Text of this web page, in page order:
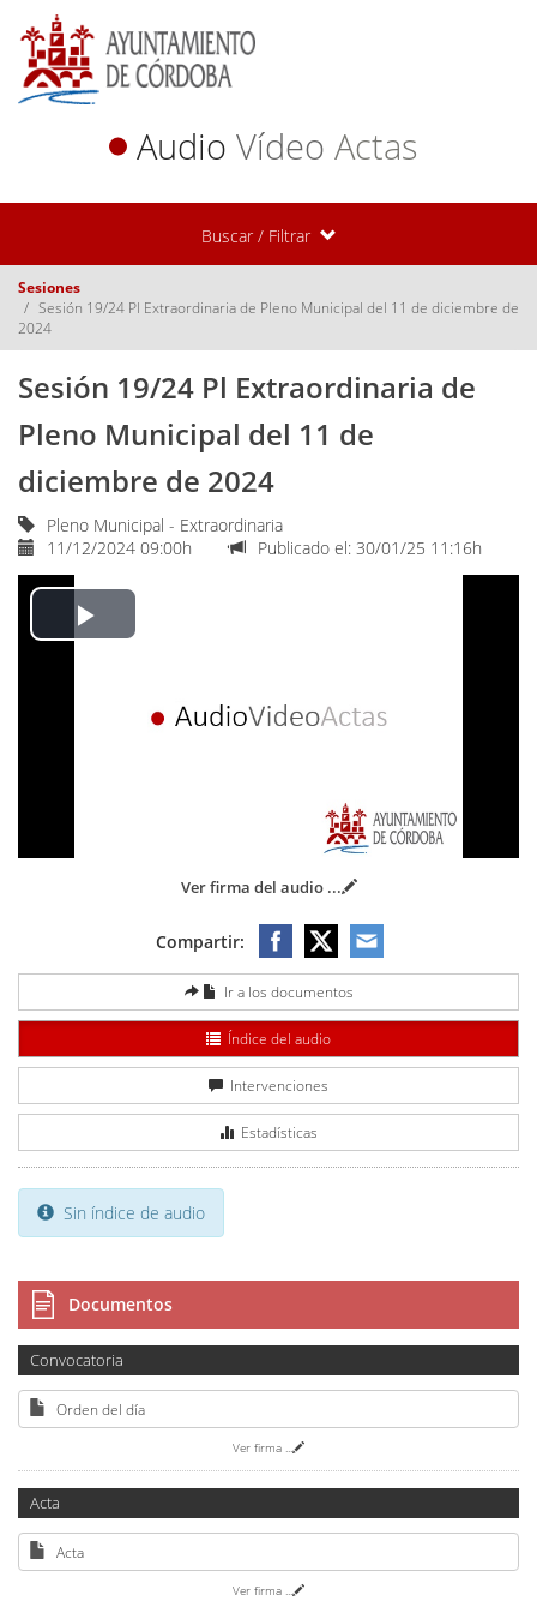
Audio Vídeo Actas
Buscar / Filtrar
Sesiones
Sesión 19/24 Pl Extraordinaria de Pleno Municipal del 11 de diciembre de
2024
Sesión 19/24 Pl Extraordinaria de
Pleno Municipal del 11 de
diciembre de 2024
Pleno Municipal - Extraordinaria
11/12/2024 09:00h
Publicado el: 30/01/25 11:16h
Play
Ver firma del audio ...
Compartir:
Ir a los documentos
Índice del audio
Intervenciones
Estadísticas
Sin índice de audio
Documentos
Convocatoria
Orden del día
Ver firma ...
Acta
Acta
Ver firma ...